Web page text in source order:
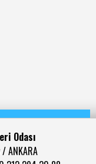
Odası
ANKARA